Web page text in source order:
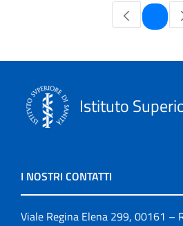
Istituto
I NOSTRI CONTATTI
Viale Regina Elena 299, 00161 –